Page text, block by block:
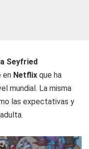
Seyfried
en Netflix que ha
mundial. La misma
las expectativas y